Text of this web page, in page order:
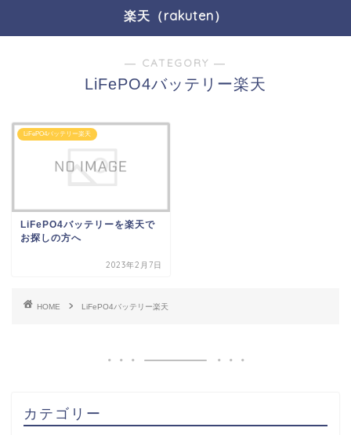
楽天（rakuten）
― CATEGORY ―
LiFePO4バッテリー楽天
LiFePO4バッテリー楽天
LiFePO4バッテリーを楽天で
お探しの方へ
2023年2月7日
HOME LiFePO4バッテリー楽天
カテゴリー